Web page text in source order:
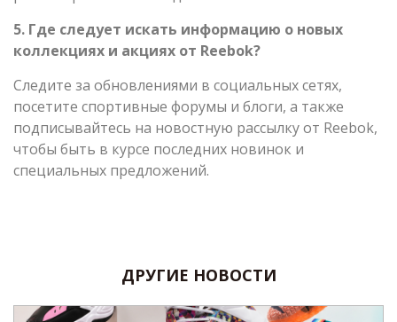
5. Где следует искать информацию о новых
коллекциях и акциях от Reebok?
Следите за обновлениями в социальных сетях,
посетите спортивные форумы и блоги, а также
подписывайтесь на новостную рассылку от Reebok,
чтобы быть в курсе последних новинок и
специальных предложений.
ДРУГИЕ НОВОСТИ